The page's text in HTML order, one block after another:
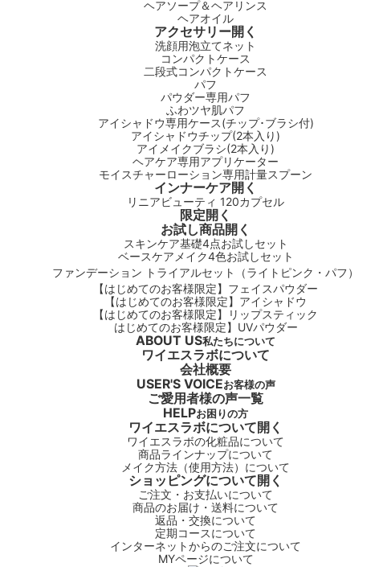
ヘアソープ＆ヘアリンス
ヘアオイル
アクセサリー開く
洗顔用泡立てネット
コンパクトケース
二段式コンパクトケース
パフ
パウダー専用パフ
ふわツヤ肌パフ
アイシャドウ専用ケース(チップ･ブラシ付)
アイシャドウチップ(2本入り)
アイメイクブラシ(2本入り)
ヘアケア専用アプリケーター
モイスチャーローション専用計量スプーン
インナーケア開く
リニアビューティ 120カプセル
限定開く
お試し商品開く
スキンケア基礎4点お試しセット
ベースケアメイク4色お試しセット
ファンデーション トライアルセット（ライトピンク・パフ）
【はじめてのお客様限定】フェイスパウダー
【はじめてのお客様限定】アイシャドウ
【はじめてのお客様限定】リップスティック
はじめてのお客様限定】UVパウダー
ABOUT US私たちについて
ワイエスラボについて
会社概要
USER'S VOICEお客様の声
ご愛用者様の声一覧
HELPお困りの方
ワイエスラボについて開く
ワイエスラボの化粧品について
商品ラインナップについて
メイク方法（使用方法）について
ショッピングについて開く
ご注文・お支払いについて
商品のお届け・送料について
返品・交換について
定期コースについて
インターネットからのご注文について
MYページについて